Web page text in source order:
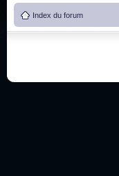
Index du forum